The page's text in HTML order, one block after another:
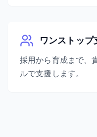
ワンストップ
採用から育成まで、
ルで支援します。